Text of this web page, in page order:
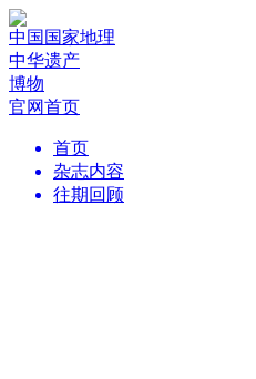
中国国家地理
中华遗产
博物
官网首页
首页
杂志内容
往期回顾